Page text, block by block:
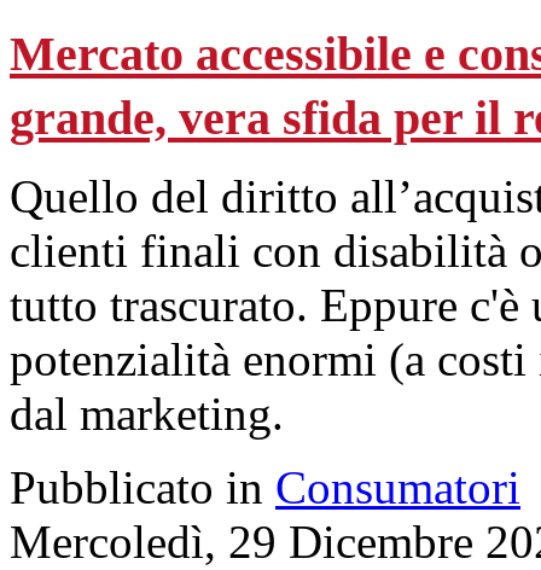
Mercato accessibile e
grande, vera sfida per il
Quello del diritto
clienti finali con disabilità
tutto trascurato. Eppure
potenzialità enormi (a
dal marketing.
Pubblicato in Consumatori
Mercoledì, 29 Dicembre